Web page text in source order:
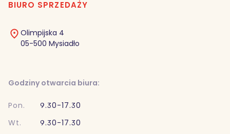
BIURO SPRZEDAŻY
Olimpijska 4
05-500 Mysiadło
Godziny otwarcia biura:
Pon.
9.30-17.30
Wt.
9.30-17.30